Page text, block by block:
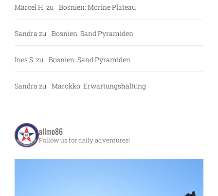
Marcel H. zu Bosnien: Morine Plateau
Sandra zu Bosnien: Sand Pyramiden
Ines S. zu Bosnien: Sand Pyramiden
Sandra zu Marokko: Erwartungshaltung
allmo86
Follow us for daily adventures!